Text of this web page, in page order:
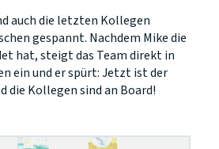
auch die letzten Kollegen
gespannt. Nachdem Mike die
hat, steigt das Team direkt in
ein und er spürt: Jetzt ist der
die Kollegen sind an Board!